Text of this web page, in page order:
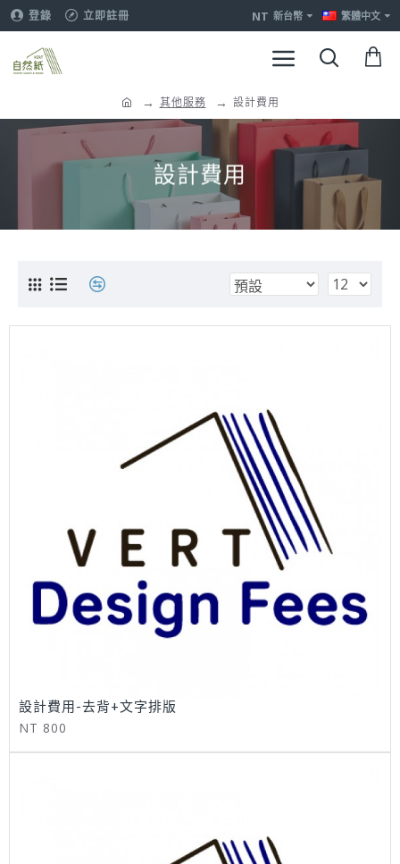
登錄 立即註冊 NT 新台幣 繁體中文
其他服務 設計費用
設計費用
設計費用-去背+文字排版
NT 800